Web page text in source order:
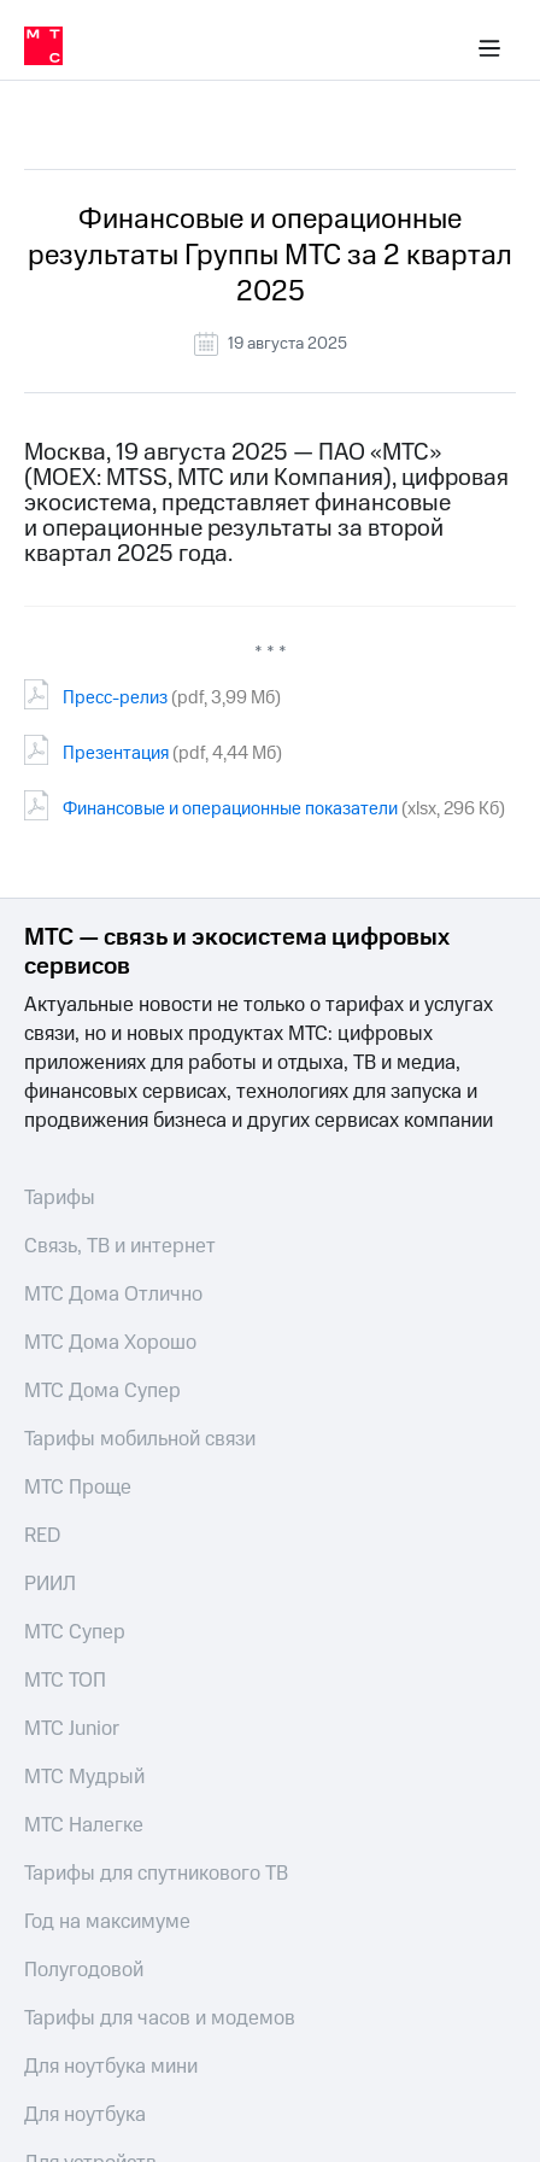
Медиа-центр
и акционерам
Устойчивое развитие
Комплаенс и деловая этика
компании
Карьера
История
компании
информация
Контакты
Медиа-центр
Пресс-
релизы
Интервью
Финансовая
отчетность
Контакты
и акционерам
Корпоративное
управление
Корпоративный
секретарь
Раскрытие
информации
Информация
акционерам
акционеров
кабинет
Акционерный
капитал
Контроль
аудит
Рынок
акций
Рынок
Еврооблигации-2023
Уведомление
о
именных
облигаций
Другое
Регистратор
Реквизиты
развитие
этика
На главную
в МТС
Пресс-
релизы
Финансовые и операционные
результаты Группы МТС за 2 квартал
2025
19 августа 2025
Москва, 19 августа 2025 — ПАО «МТС»
(MOEX: MTSS, МТС или Компания), цифровая
экосистема, представляет финансовые
и операционные результаты за второй
квартал 2025 года.
* * *
Пресс-релиз(pdf, 3,99 Мб)
Презентация(pdf, 4,44 Мб)
Финансовые и операционные показатели(xlsx, 296 Кб)
МТС — связь и экосистема цифровых
сервисов
Актуальные новости не только о тарифах и услугах
связи, но и новых продуктах МТС: цифровых
приложениях для работы и отдыха, ТВ и медиа,
финансовых сервисах, технологиях для запуска и
продвижения бизнеса и других сервисах компании
Тарифы
Связь, ТВ и интернет
МТС Дома Отлично
МТС Дома Хорошо
МТС Дома Супер
Тарифы мобильной связи
МТС Проще
RED
РИИЛ
МТС Супер
МТС ТОП
МТС Junior
МТС Мудрый
МТС Налегке
Тарифы для спутникового ТВ
Год на максимуме
Полугодовой
Тарифы для часов и модемов
Для ноутбука мини
Для ноутбука